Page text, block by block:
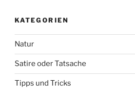
KATEGORIEN
Natur
Satire oder Tatsache
Tipps und Tricks